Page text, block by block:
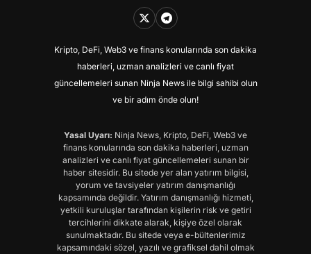
Kripto, DeFi, Web3 ve finans konularında son dakika
haberleri, uzman analizleri ve canlı fiyat
güncellemeleri sunan Ninja News ile bilgi sahibi olun
ve bir adım önde olun!
Yasal Uyarı: Ninja News, Kripto, DeFi, Web3 ve
finans konularında son dakika haberleri, uzman
analizleri ve canlı fiyat güncellemeleri sunan bir
haber sitesidir. Bu sitede yer alan yatırım bilgisi,
yorum ve tavsiyeler yatırım danışmanlığı
kapsamında değildir. Yatırım danışmanlığı hizmeti,
yetkili kuruluşlar tarafından kişilerin risk ve getiri
tercihlerini dikkate alarak, kişiye özel olarak
sunulmaktadır. Bu sitede veya e-bültenlerimiz
kapsamındaki sözel, yazılı ve grafiksel dahil olmak